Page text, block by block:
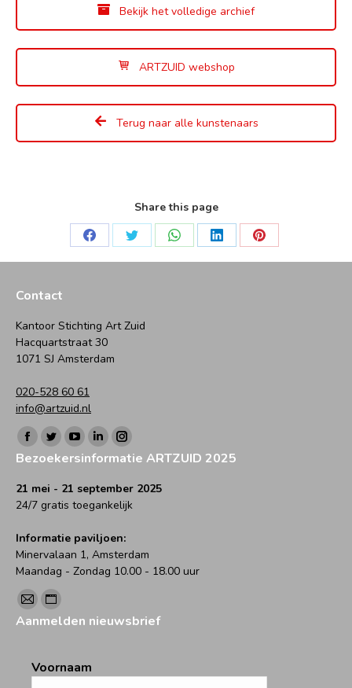
Bekijk het volledige archief
ARTZUID webshop
Terug naar alle kunstenaars
Share this page
Deel
Deel
Deel
Deel
Deel
Contact
Kantoor Stichting Art Zuid
Hacquartstraat 30
1071 SJ Amsterdam
020-528 60 61
info@artzuid.nl
Vind ons op:
Facebook
page
opens
in
window
Twitter
page
opens
in
window
YouTube
page
opens
in
window
Linkedin
page
opens
in
window
Instagram
page
opens
in
window
Bezoekersinformatie ARTZUID 2025
21 mei - 21 september 2025
24/7 gratis toegankelijk
Informatie paviljoen:
Minervalaan 1, Amsterdam
Maandag - Zondag 10.00 - 18.00 uur
Vind ons op:
Mail
page
in
Website
page
in
Aanmelden nieuwsbrief
Voornaam